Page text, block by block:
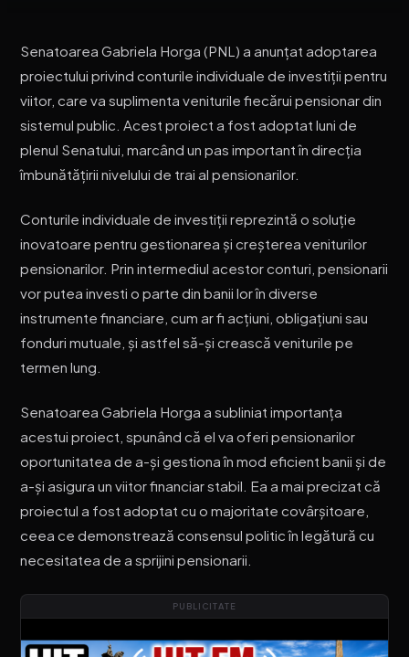
Senatoarea Gabriela Horga (PNL) a anunțat adoptarea
proiectului privind conturile individuale de investiții pentru
viitor, care va suplimenta veniturile fiecărui pensionar din
sistemul public. Acest proiect a fost adoptat luni de
plenul Senatului, marcând un pas important în direcția
îmbunătățirii nivelului de trai al pensionarilor.
Conturile individuale de investiții reprezintă o soluție
inovatoare pentru gestionarea și creșterea veniturilor
pensionarilor. Prin intermediul acestor conturi, pensionarii
vor putea investi o parte din banii lor în diverse
instrumente financiare, cum ar fi acțiuni, obligațiuni sau
fonduri mutuale, și astfel să-și crească veniturile pe
termen lung.
Senatoarea Gabriela Horga a subliniat importanța
acestui proiect, spunând că el va oferi pensionarilor
oportunitatea de a-și gestiona în mod eficient banii și de
a-și asigura un viitor financiar stabil. Ea a mai precizat că
proiectul a fost adoptat cu o majoritate covârșitoare,
ceea ce demonstrează consensul politic în legătură cu
necesitatea de a sprijini pensionarii.
PUBLICITATE